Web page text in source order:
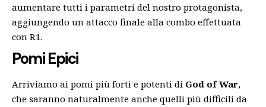
aumentare tutti i parametri del nostro protagonista,
aggiungendo un attacco finale alla combo effettuata
con R1.
Pomi Epici
Arriviamo ai pomi più forti e potenti di God of War,
che saranno naturalmente anche quelli più difficili da